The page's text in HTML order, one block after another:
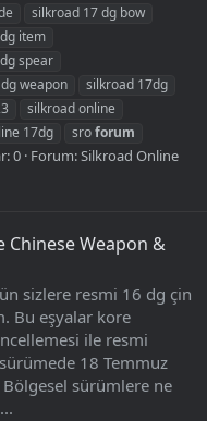
silkroad 17 dg bow
item
spear
weapon
silkroad 17dg
silkroad online
17dg sroforum
0 Forum:Silkroad Online
Chinese Weapon &
sizlere resmi 16 dg çin
Bu eşyalar kore
ile resmi
18 Temmuz
sürümlere ne